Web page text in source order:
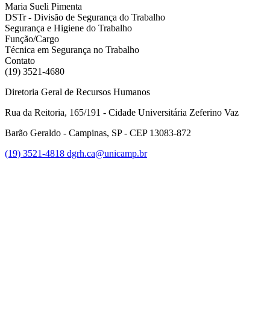
Maria Sueli Pimenta
DSTr - Divisão de Segurança do Trabalho
Segurança e Higiene do Trabalho
Função/Cargo
Técnica em Segurança no Trabalho
Contato
(19) 3521-4680
Diretoria Geral de Recursos Humanos
Rua da Reitoria, 165/191 - Cidade Universitária Zeferino Vaz
Barão Geraldo - Campinas, SP - CEP 13083-872
(19) 3521-4818 dgrh.ca@unicamp.br